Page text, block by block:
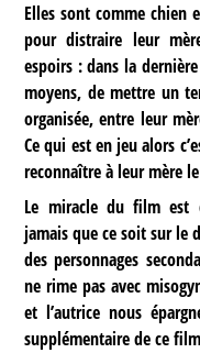
Elles sont comme chien
pour distraire leur
espoirs : dans la
moyens, de mettre un
organisée, entre leur
Ce qui est en jeu alors
reconnaître à leur mère
Le miracle du film est
jamais que ce soit sur le
des personnages
ne rime pas avec
et l’autrice nous
supplémentaire de ce